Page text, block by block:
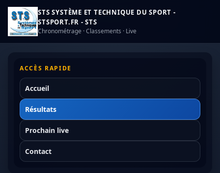
STS SYSTÈME ET TECHNIQUE DU SPORT -
STSPORT.FR - STS
Chronométrage · Classements · Live
ACCÈS RAPIDE
Accueil
Résultats
Prochain live
Contact